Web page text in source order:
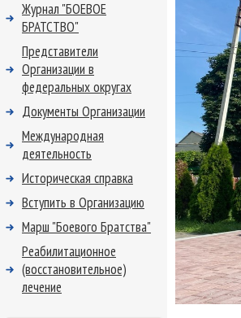
Журнал "БОЕВОЕ
БРАТСТВО"
Представители
Организации в
федеральных округах
Документы Организации
Международная
деятельность
Историческая справка
Вступить в Организацию
Марш "Боевого Братства"
Реабилитационное
(восстановительное)
лечение